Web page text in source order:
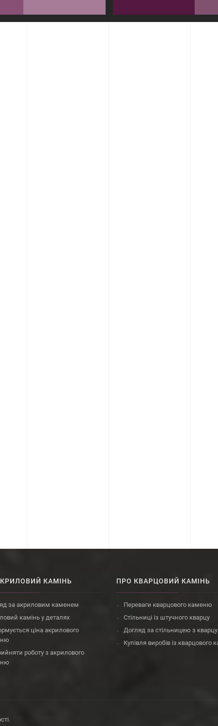
КАМІНЬ
за акриловим каменем
камінь у деталях
ціна акрилового
роботу з акрилового
ПРО КВАРЦОВИЙ КАМІНЬ
Переваги кварцового каменю
Стільниці із штучного кварцу
Догляд за стільницею з кварцу
Купівля виробів із кварцового
.